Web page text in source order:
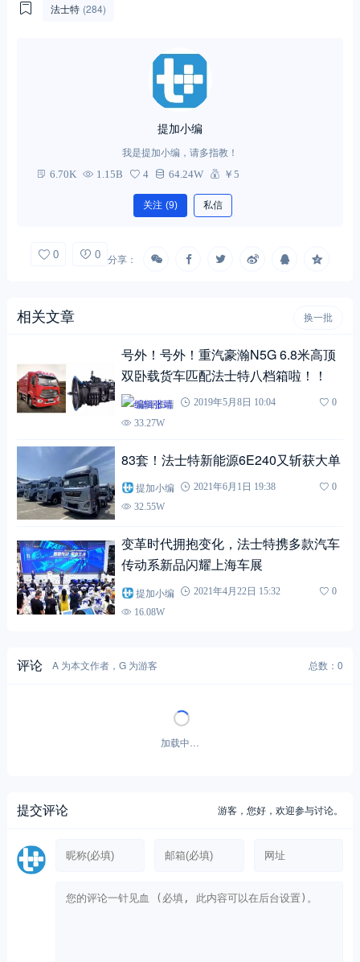
法士特 (284)
提加小编
我是提加小编，请多指教！
6.70K 1.15B 4 64.24W ￥5
关注 (9) 私信
0 0 分享：
相关文章 换一批
号外！号外！重汽豪瀚N5G 6.8米高顶
双卧载货车匹配法士特八档箱啦！！
编辑张靖 2019年5月8日 10:04
0
33.27W
83套！法士特新能源6E240又斩获大单
提加小编 2021年6月1日 19:38
0
32.55W
变革时代拥抱变化，法士特携多款汽车
传动系新品闪耀上海车展
提加小编 2021年4月22日 15:32
0
16.08W
评论 A 为本文作者，G 为游客 总数：0
加载中…
提交评论 游客，您好，欢迎参与讨论。